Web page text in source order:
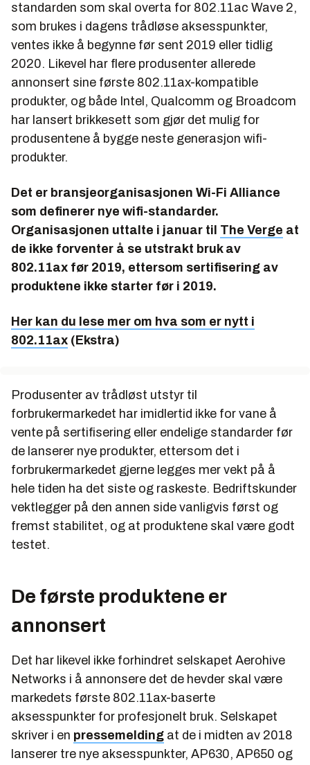
standarden som skal overta for 802.11ac Wave 2,
som brukes i dagens trådløse aksesspunkter,
ventes ikke å begynne før sent 2019 eller tidlig
2020. Likevel har flere produsenter allerede
annonsert sine første 802.11ax-kompatible
produkter, og både Intel, Qualcomm og Broadcom
har lansert brikkesett som gjør det mulig for
produsentene å bygge neste generasjon wifi-
produkter.
Det er bransjeorganisasjonen Wi-Fi Alliance
som definerer nye wifi-standarder.
Organisasjonen uttalte i januar til The Verge at
de ikke forventer å se utstrakt bruk av
802.11ax før 2019, ettersom sertifisering av
produktene ikke starter før i 2019.
Her kan du lese mer om hva som er nytt i
802.11ax (Ekstra)
Produsenter av trådløst utstyr til
forbrukermarkedet har imidlertid ikke for vane å
vente på sertifisering eller endelige standarder før
de lanserer nye produkter, ettersom det i
forbrukermarkedet gjerne legges mer vekt på å
hele tiden ha det siste og raskeste. Bedriftskunder
vektlegger på den annen side vanligvis først og
fremst stabilitet, og at produktene skal være godt
testet.
De første produktene er
annonsert
Det har likevel ikke forhindret selskapet Aerohive
Networks i å annonsere det de hevder skal være
markedets første 802.11ax-baserte
aksesspunkter for profesjonelt bruk. Selskapet
skriver i en pressemelding at de i midten av 2018
lanserer tre nye aksesspunkter, AP630, AP650 og